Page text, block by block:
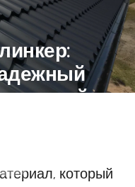
который